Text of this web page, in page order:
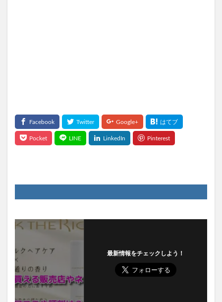
最新情報をチェックしよう！